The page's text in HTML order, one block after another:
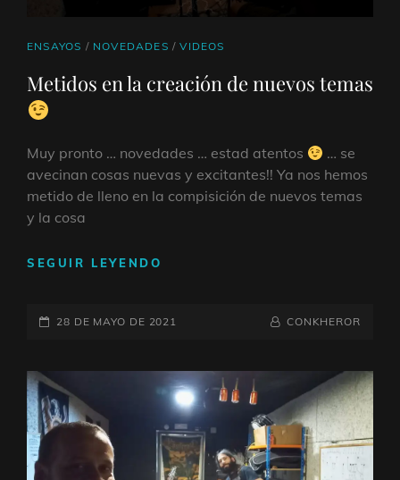
ENLACES
CATEGORÍAS
ENSAYOS / NOVEDADES /VIDEOS
Metidos en la creación de nuevos temas
Muy pronto … novedades … estad atentos
… se
avecinan cosas nuevas y excitantes!! Ya nos hemos
metido de lleno en la compisición de nuevos temas
y la cosa
SEGUIR LEYENDO
CREACIÓN
TEMAS
PUBLICADO
28 DE MAYO DE 2021
POR
BYLINE
CONKHEROR